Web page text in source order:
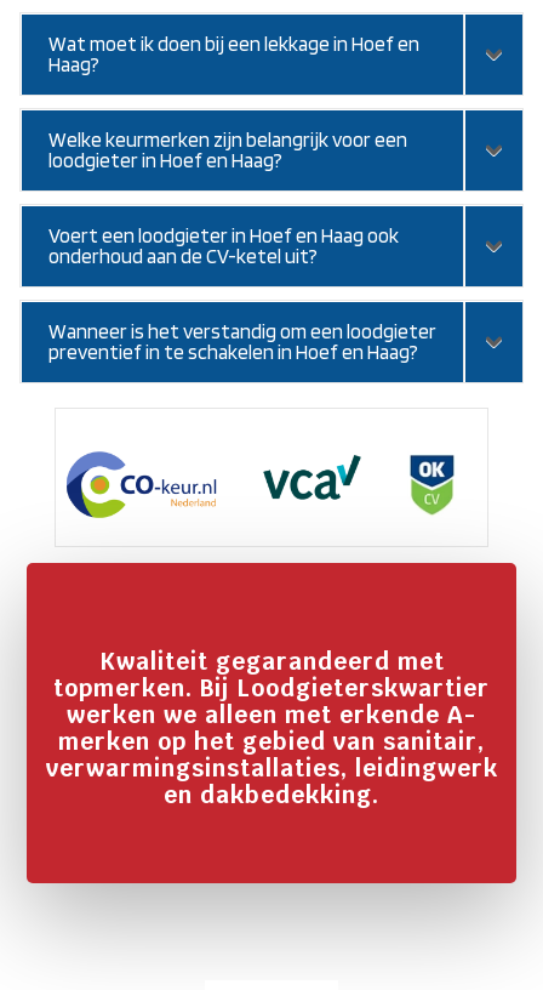
Wat moet ik doen bij een lekkage in Hoef en
Haag?
Welke keurmerken zijn belangrijk voor een
loodgieter in Hoef en Haag?
Voert een loodgieter in Hoef en Haag ook
onderhoud aan de CV-ketel uit?
Wanneer is het verstandig om een loodgieter
preventief in te schakelen in Hoef en Haag?
Kwaliteit gegarandeerd met
topmerken. Bij Loodgieterskwartier
werken we alleen met erkende A-
merken op het gebied van sanitair,
verwarmingsinstallaties, leidingwerk
en dakbedekking.